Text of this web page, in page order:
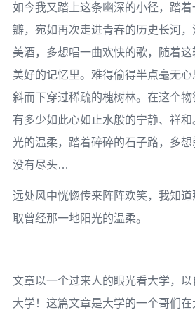
如今我又踏上这条幽深的小径，踏
瓣，宛如再次走进青春的历史长河，
美酒，多想唱一曲欢快的歌，随着
美好的记忆里。难得偷得半点毫无
斜而下穿过稀疏的槐树林。在这个
有多少如此心如止水般的宁静、祥
光的温柔，踏着碎碎的石子路，多想
没有尽头…­
远处风中恍惚传来阵阵欢笑，我知
取曾经那一地阳光的温柔。­
文章以一个过来人的眼光看大学，
大学！这篇文章是大学的一个哥们